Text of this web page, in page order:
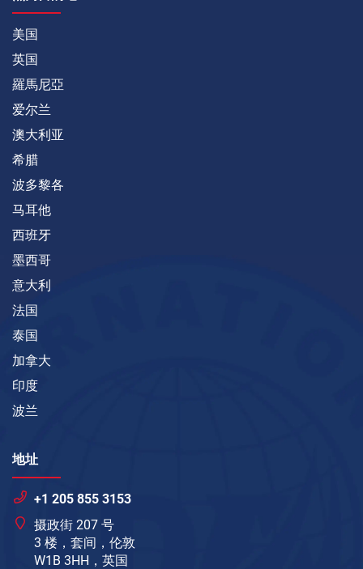
美国
英国
羅馬尼亞
爱尔兰
澳大利亚
希腊
波多黎各
马耳他
西班牙
墨西哥
意大利
法国
泰国
加拿大
印度
波兰
地址
+1 205 855 3153
摄政街 207 号
3 楼，套间，伦敦
W1B 3HH，英国